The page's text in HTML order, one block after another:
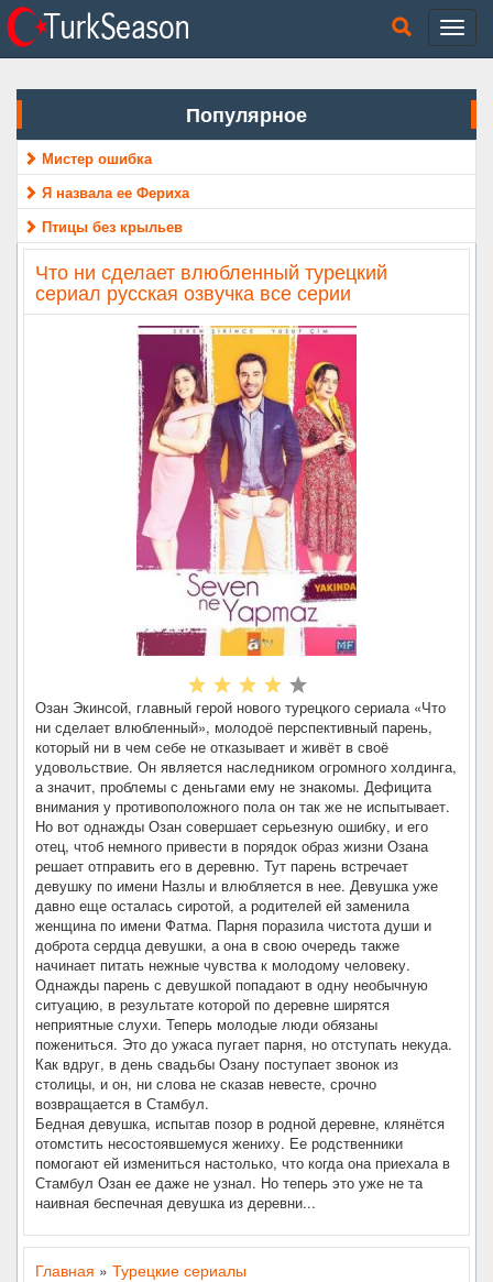
Популярное
Мистер ошибка
Я назвала ее Фериха
Птицы без крыльев
Что ни сделает влюбленный турецкий
сериал русская озвучка все серии
Озан Экинсой, главный герой нового турецкого сериала «Что
ни сделает влюбленный», молодоё перспективный парень,
который ни в чем себе не отказывает и живёт в своё
удовольствие. Он является наследником огромного холдинга,
а значит, проблемы с деньгами ему не знакомы. Дефицита
внимания у противоположного пола он так же не испытывает.
Но вот однажды Озан совершает серьезную ошибку, и его
отец, чтоб немного привести в порядок образ жизни Озана
решает отправить его в деревню. Тут парень встречает
девушку по имени Назлы и влюбляется в нее. Девушка уже
давно еще осталась сиротой, а родителей ей заменила
женщина по имени Фатма. Парня поразила чистота души и
доброта сердца девушки, а она в свою очередь также
начинает питать нежные чувства к молодому человеку.
Однажды парень с девушкой попадают в одну необычную
ситуацию, в результате которой по деревне ширятся
неприятные слухи. Теперь молодые люди обязаны
пожениться. Это до ужаса пугает парня, но отступать некуда.
Как вдруг, в день свадьбы Озану поступает звонок из
столицы, и он, ни слова не сказав невесте, срочно
возвращается в Стамбул.
Бедная девушка, испытав позор в родной деревне, клянётся
отомстить несостоявшемуся жениху. Ее родственники
помогают ей измениться настолько, что когда она приехала в
Стамбул Озан ее даже не узнал. Но теперь это уже не та
наивная беспечная девушка из деревни...
Главная » Турецкие сериалы